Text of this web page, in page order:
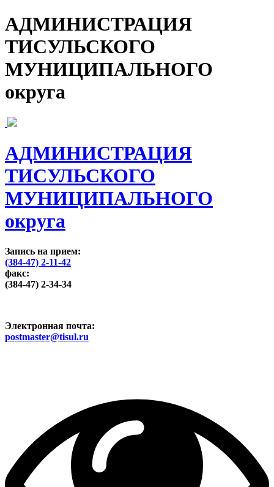
АДМИНИСТРАЦИЯ
ТИСУЛЬСКОГО
МУНИЦИПАЛЬНОГО
округа
АДМИНИСТРАЦИЯ
ТИСУЛЬСКОГО
МУНИЦИПАЛЬНОГО
округа
Запись на прием:
(384-47) 2-11-42
факс:
(384-47) 2-34-34
Электронная почта:
postmaster@tisul.ru